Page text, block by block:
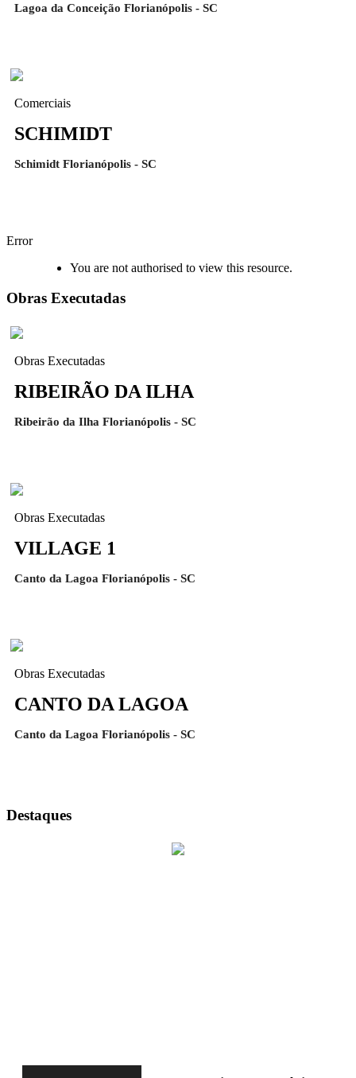
Lagoa da Conceição Florianópolis - SC
Comerciais
SCHIMIDT
Schimidt Florianópolis - SC
Error
You are not authorised to view this resource.
Obras Executadas
Obras Executadas
RIBEIRÃO DA ILHA
Ribeirão da Ilha Florianópolis - SC
Obras Executadas
VILLAGE 1
Canto da Lagoa Florianópolis - SC
Obras Executadas
CANTO DA LAGOA
Canto da Lagoa Florianópolis - SC
Destaques